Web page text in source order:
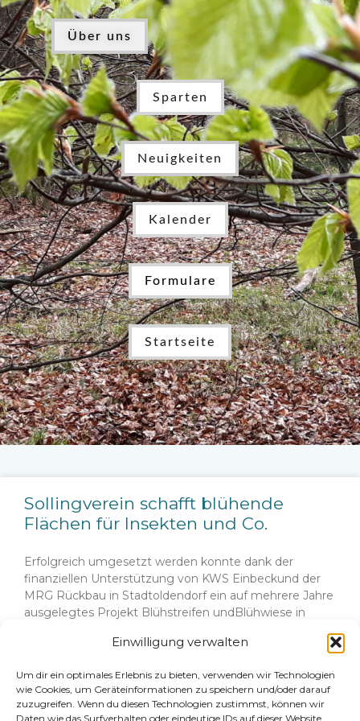
Einwilligung verwalten
Um dir ein optimales Erlebnis zu bieten, verwenden wir Technologien
wie Cookies, um Geräteinformationen zu speichern und/oder darauf
zuzugreifen. Wenn du diesen Technologien zustimmst, können wir
Daten wie das Surfverhalten oder eindeutige IDs auf dieser Website
Über uns
Sparten
Neuigkeiten
Kalender
Formulare
Startseite
Sollingverein schafft blühende
Flächen für Insekten und Co.
Erfolgreich umgesetzt werden konnte dank der
finanziellen Unterstützung von KWS Einbeckund der
MRG Rückbau in Stadtoldendorf ein auf mehrere Jahre
ausgelegtes Projekt Blühstreifen undBlühwiese in
WEITERLESEN »